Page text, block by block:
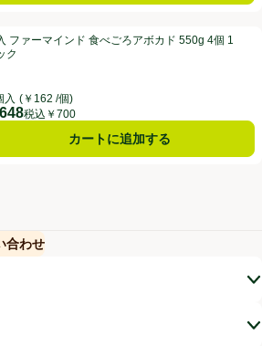
ろアボカド 550g 4個 1パック
点中3.7点。
ファーマインド 食べごろアボカド 550g 4個 1
ク
入 (￥162 /個)
税込￥700
カートに追加する
合わせ
ンドウで開く)